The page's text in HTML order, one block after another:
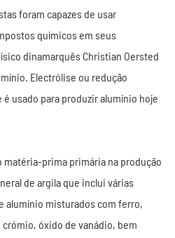
foram capazes de usar
químicos em seus
dinamarquês Christian Oersted
Electrólise ou redução
usado para produzir alumínio hoje
prima primária na produção
de argila que inclui várias
alumínio misturados com ferro,
óxido de vanádio, bem